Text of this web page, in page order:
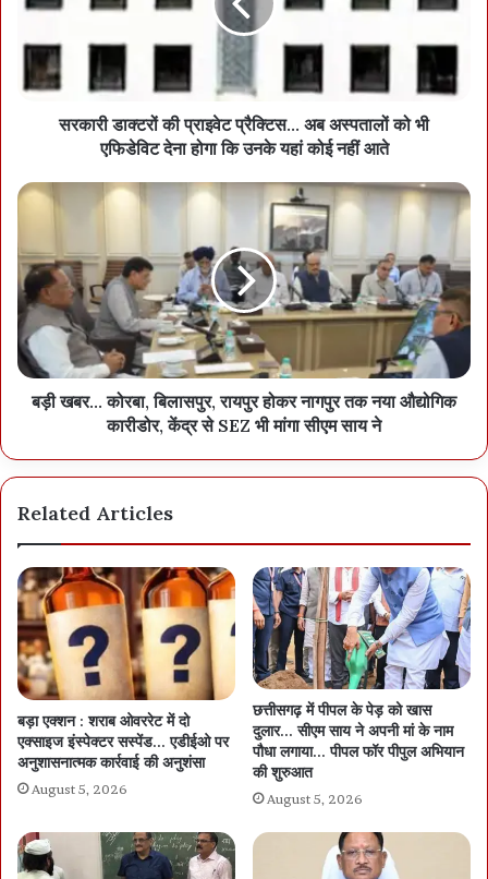
वक्त ट्रस्ट के प्रबंधक तत्कालीन कलेक्टर थे। यह मामला स्थानीय न्यायालय,
सेशन न्यायालय तथा उच्च न्यायालय जबलपुर में भी पहुंच चुका है। इसी जमीन पर
अवैध प्लाटिंग कर की शिकायत पर 2022 में बुलडोजर चलाया गया था। तब
प्रदेश में कांग्रेस की सरकार थी। उसके बाद से मामला ठंडा था, लेकिन फिर
उछल गया है।
सरकारी डाक्टरों की प्राइवेट प्रैक्टिस... अब अस्पतालों को भी
एफिडेविट देना होगा कि उनके यहां कोई नहीं आते
बड़ी खबर... कोरबा, बिलासपुर, रायपुर होकर नागपुर तक नया औद्योगिक
कारीडोर, केंद्र से SEZ भी मांगा सीएम साय ने
Related Articles
बड़ा एक्शन : शराब ओवररेट में दो
एक्साइज इंस्पेक्टर सस्पेंड… एडीईओ पर
अनुशासनात्मक कार्रवाई की अनुशंसा
August 5, 2026
छत्तीसगढ़ में पीपल के पेड़ को खास
दुलार… सीएम साय ने अपनी मां के नाम
पौधा लगाया… पीपल फॉर पीपुल अभियान
की शुरुआत
August 5, 2026